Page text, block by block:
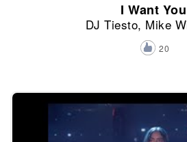
I Want You
DJ Tiesto, Mike
20